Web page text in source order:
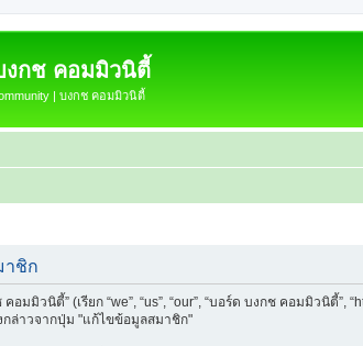
งกช คอมมิวนิตี้
| บงกช คอมมิวนิตี้
าชิก
มมิวนิตี้” (เรียก “we”, “us”, “our”, “บอร์ด บงกช คอมมิวนิตี้
ล่าวจากปุ่ม "แก้ไขข้อมูลสมาชิก"